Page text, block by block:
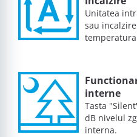
Unitatea
sau
interne
Tasta
dB nivelul
interna.